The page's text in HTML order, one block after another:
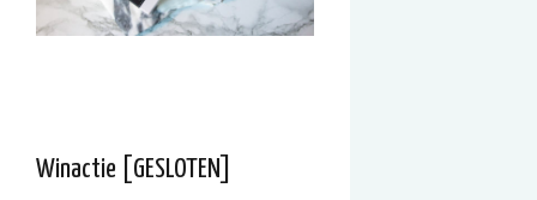
Winactie [GESLOTEN]